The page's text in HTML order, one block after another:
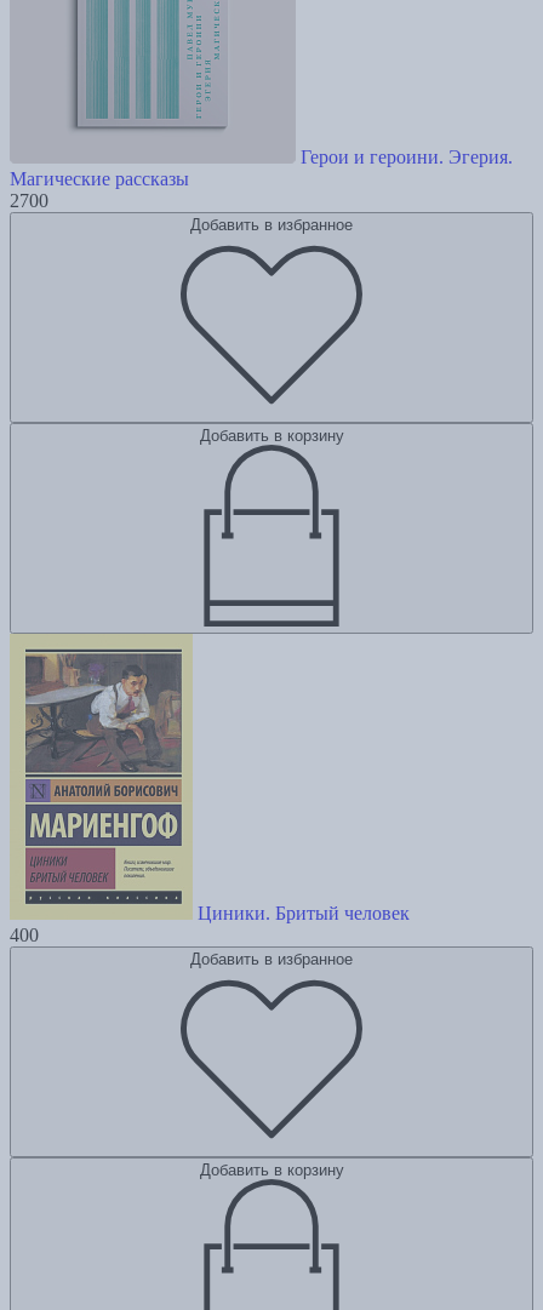
Герои и героини. Эгерия.
Магические рассказы
2700
Добавить в избранное
Добавить в корзину
Циники. Бритый человек
400
Добавить в избранное
Добавить в корзину